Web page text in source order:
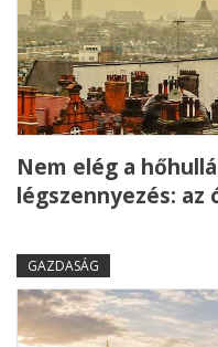
Nem elég a
légszennyezés: az
GAZDASÁG